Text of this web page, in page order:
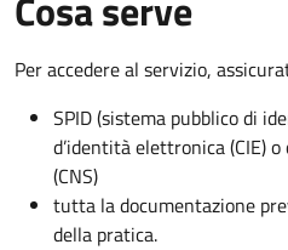
Per accedere al servizio,
SPID (sistema pubblico di
d’identità elettronica (CIE)
(CNS)
tutta la documentazione
della pratica.